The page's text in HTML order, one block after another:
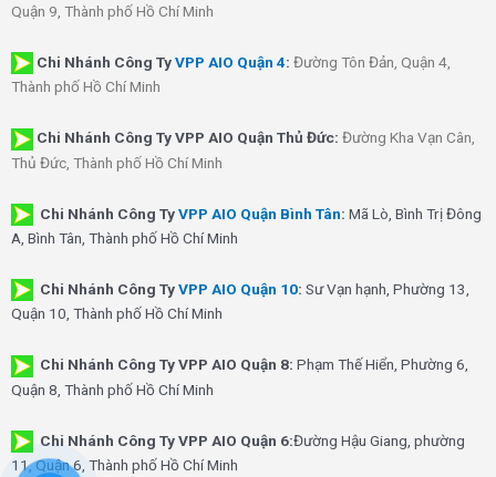
Quận 9, Thành phố Hồ Chí Minh
Chi Nhánh Công TyVPP AIO Quận 4: Đường Tôn Đản, Quận 4,
Thành phố Hồ Chí Minh
Chi Nhánh Công Ty VPP AIO Quận Thủ Đức: Đường Kha Vạn Cân,
Thủ Đức, Thành phố Hồ Chí Minh
Chi Nhánh Công TyVPP AIO Quận Bình Tân: Mã Lò, Bình Trị Đông
A, Bình Tân, Thành phố Hồ Chí Minh
Chi Nhánh Công TyVPP AIO Quận 10: Sư Vạn hạnh, Phường 13,
Quận 10, Thành phố Hồ Chí Minh
Chi Nhánh Công Ty VPP AIO Quận 8: Phạm Thế Hiển, Phường 6,
Quận 8, Thành phố Hồ Chí Minh
Chi Nhánh Công Ty VPP AIO Quận 6:Đường Hậu Giang, phường
11, Quận 6, Thành phố Hồ Chí Minh